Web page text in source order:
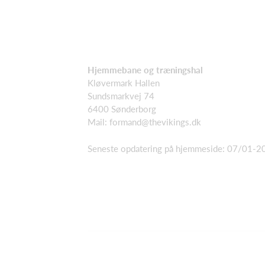
Hjemmebane og træningshal
Kløvermark Hallen
Sundsmarkvej 74
6400 Sønderborg
Mail: formand@thevikings.dk
Seneste opdatering på hjemmeside: 07/01-